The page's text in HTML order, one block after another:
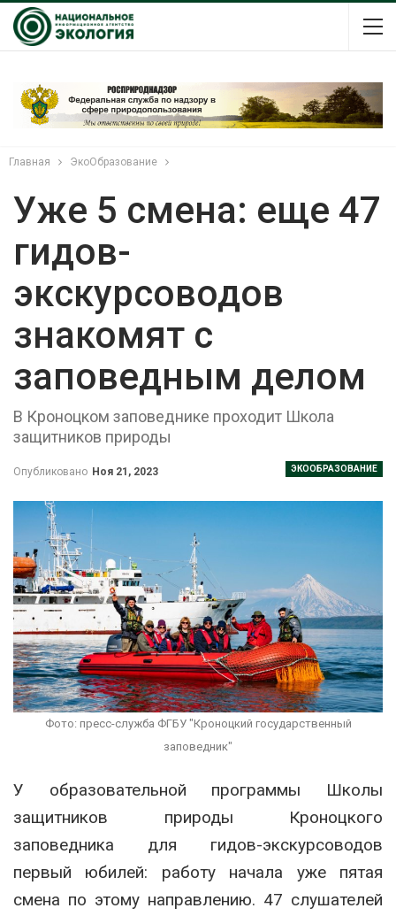
Главная ЭкоОбразование
Уже 5 смена: еще 47
гидов-
экскурсоводов
знакомят с
заповедным делом
В Кроноцком заповеднике проходит Школа
защитников природы
ЭКООБРАЗОВАНИЕ
Опубликовано Ноя 21, 2023
Фото: пресс-служба ФГБУ "Кроноцкий государственный
заповедник"
У образовательной программы Школы
защитников природы Кроноцкого
заповедника для гидов-экскурсоводов
первый юбилей: работу начала уже пятая
смена по этому направлению. 47 слушателей